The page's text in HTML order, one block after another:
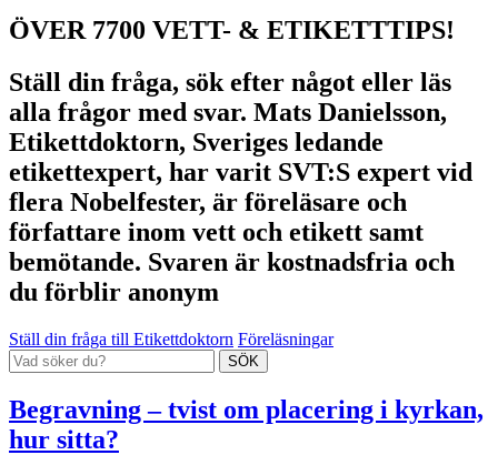
ÖVER 7700 VETT- & ETIKETTTIPS!
Ställ din fråga, sök efter något eller läs
alla frågor med svar. Mats Danielsson,
Etikettdoktorn, Sveriges ledande
etikettexpert, har varit SVT:S expert vid
flera Nobelfester, är föreläsare och
författare inom vett och etikett samt
bemötande. Svaren är kostnadsfria och
du förblir anonym
Ställ din fråga till Etikettdoktorn Föreläsningar
Begravning – tvist om placering i kyrkan,
hur sitta?